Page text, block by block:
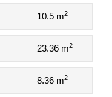
10.5 m2
23.36 m2
8.36 m2